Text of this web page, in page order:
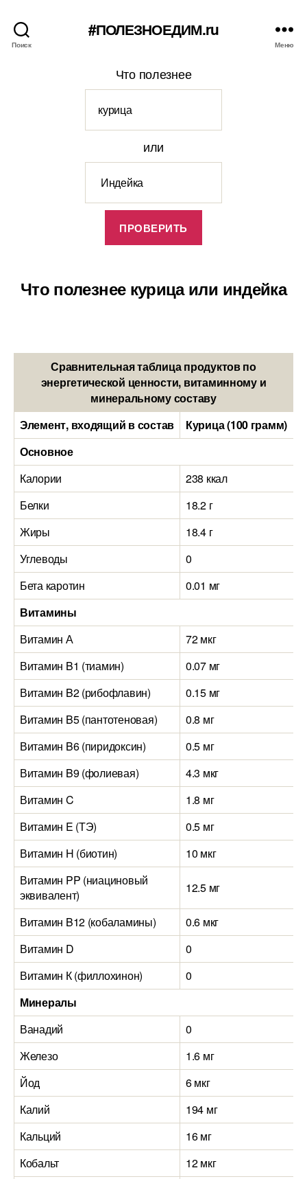
Поиск
#ПОЛЕЗНОЕДИМ.ru
Меню
Что полезнее
или
Что полезнее курица или индейка
Сравнительная таблица продуктов по
энергетической ценности, витаминному и
минеральному составу
Элемент, входящий в состав
Курица (100 грамм)
Основное
Калории
238 ккал
Белки
18.2 г
Жиры
18.4 г
Углеводы
0
Бета каротин
0.01 мг
Витамины
Витамин А
72 мкг
Витамин B1 (тиамин)
0.07 мг
Витамин B2 (рибофлавин)
0.15 мг
Витамин B5 (пантотеновая)
0.8 мг
Витамин B6 (пиридоксин)
0.5 мг
Витамин B9 (фолиевая)
4.3 мкг
Витамин C
1.8 мг
Витамин E (ТЭ)
0.5 мг
Витамин H (биотин)
10 мкг
Витамин PP (ниациновый
эквивалент)
12.5 мг
Витамин B12 (кобаламины) 0.6 мкг
Витамин D
0
Витамин К (филлохинон)
0
Минералы
Ванадий
0
Железо
1.6 мг
Йод
6 мкг
Калий
194 мг
Кальций
16 мг
Кобальт
12 мкг